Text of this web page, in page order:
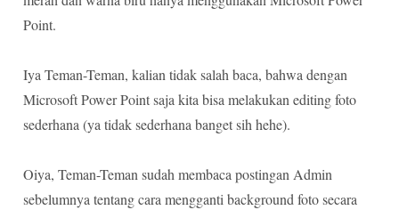
Point.
Iya Teman-Teman, kalian tidak salah baca, bahwa dengan
Microsoft Power Point saja kita bisa melakukan editing foto
sederhana (ya tidak sederhana banget sih hehe).
Oiya, Teman-Teman sudah membaca postingan Admin
sebelumnya tentang cara mengganti background foto secara